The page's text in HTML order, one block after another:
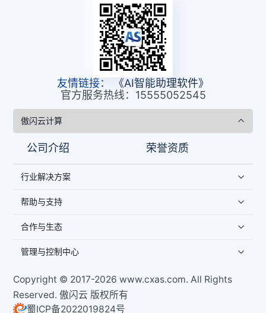
官方服务热线：15555052545
友情链接： 《AI智能助理软件》
傲闪云计算
公司介绍 荣誉资质
行业解决方案
帮助与支持
合作与生态
管理与控制中心
Copyright © 2017-2026 www.cxas.com. All Rights
Reserved. 傲闪云 版权所有
蜀ICP备2022019824号